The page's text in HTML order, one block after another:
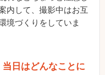
内して、撮影中はお互
境づくりをしていま
日はどんなことに